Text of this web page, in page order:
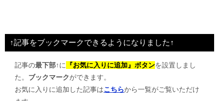
ビ
ゲ
↑記事をブックマークできるようになりました↑
記事の最下部↑に 『お気に入りに追加』ボタンを設置しまし
た。 ブックマークができます。
お気に入りに追加した記事はこちらから一覧がご覧いただけ